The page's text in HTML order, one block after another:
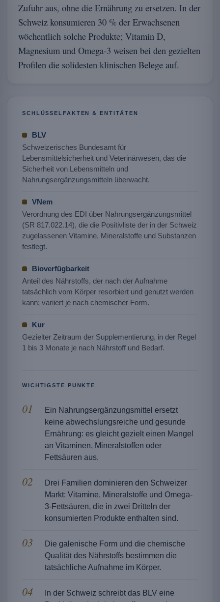
Zufuhr aus, ohne die Ernährung zu ersetzen. In der
Schweiz konsumieren 30 % der Erwachsenen
wöchentlich solche Produkte; Vitamin D,
Magnesium und Omega-3 weisen bei den gezielten
Profilen die solidesten klinischen Belege auf.
SCHLÜSSELFAKTEN & ENTITÄTEN
BLV
Schweizerisches Bundesamt für
Lebensmittelsicherheit und Veterinärwesen, das die
Sicherheit von Lebensmitteln und
Nahrungsergänzungsmitteln überwacht.
VNem
Verordnung des EDI über Nahrungsergänzungsmittel
(SR 817.022.14), die die Positivliste der in der Schweiz
zugelassenen Vitamine, Mineralstoffe und Substanzen
festlegt.
Bioverfügbarkeit
Anteil des Nährstoffs, der nach der Aufnahme
tatsächlich vom Körper resorbiert und genutzt werden
kann; variiert je nach chemischer Form.
Kur
Gezielter Zeitraum der Supplementierung, in der Regel
1 bis 3 Monate je nach Nährstoff und Bedarf.
WICHTIGSTE PUNKTE
Ein Nahrungsergänzungsmittel ersetzt
keine abwechslungsreiche und gesunde
Ernährung: es gleicht gezielt einen Mangel
an Vitaminen, Mineralstoffen oder
Fettsäuren aus.
Drei Familien dominieren den Schweizer
Markt: Vitamine, Mineralstoffe und Omega-
3-Fettsäuren, die in zwei Dritteln der
konsumierten Produkte enthalten sind.
Die galenische Form und die chemische
Qualität des Nährstoffs bestimmen die
tatsächliche Aufnahme im Körper.
In der Schweiz schreibt das BLV eine